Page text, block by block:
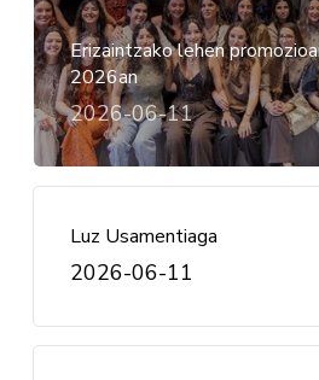
Erizaintzako lehen
2026an
2026-06-11
Luz Usamentiaga
2026-06-11